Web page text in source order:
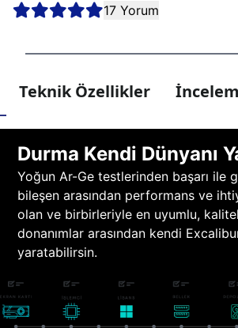
17 Yorum
Teknik Özellikler
Durma Kendi Dünyanı
Yoğun Ar-Ge testlerinden başarı ile
bileşen arasından performans ve
olan ve birbirleriyle en uyumlu,
donanımlar arasından kendi
yaratabilirsin.